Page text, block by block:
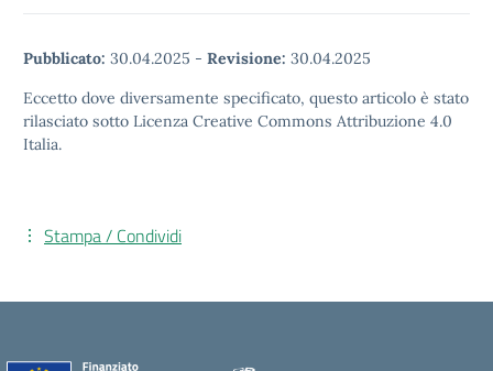
Pubblicato: 30.04.2025 - Revisione: 30.04.2025
Eccetto dove diversamente specificato, questo articolo è stato
rilasciato sotto Licenza Creative Commons Attribuzione 4.0
Italia.
Stampa / Condividi